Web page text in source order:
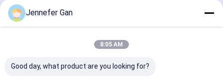
প্রস্তাবিত পণ্য
Jennefer Gan
8:05 AM
Good day, what product are you looking for?